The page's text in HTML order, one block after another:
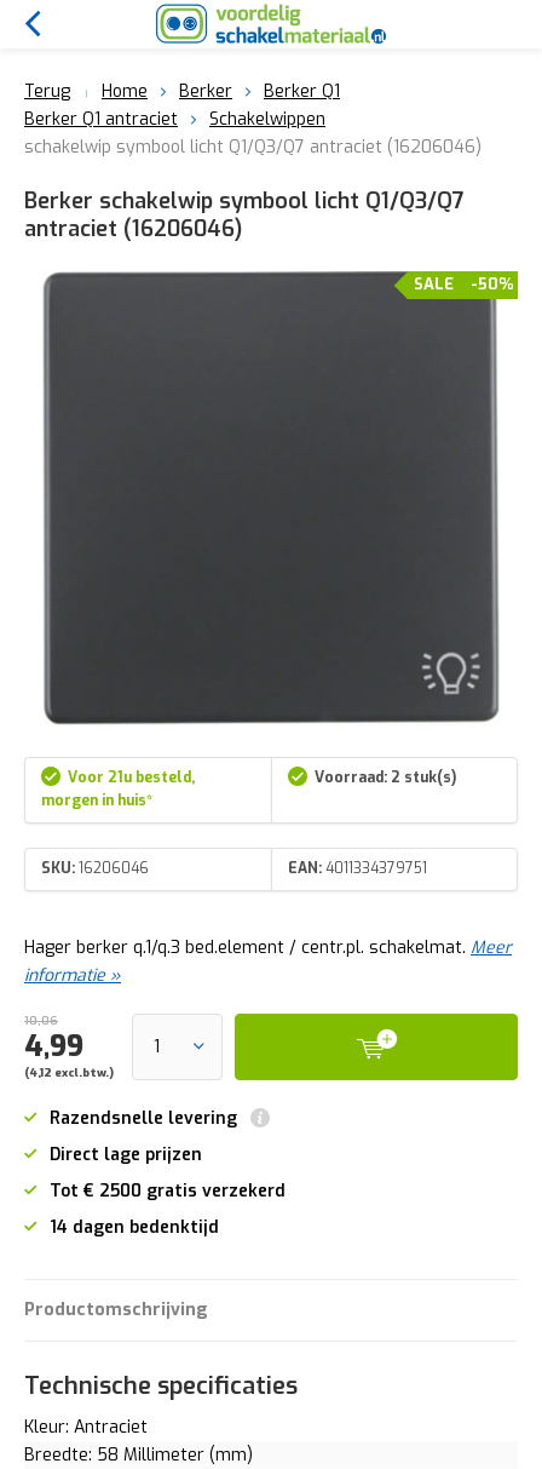
Terug Home Berker
Berker Q1
Berker Q1 antraciet
Schakelwippen
schakelwip symbool licht Q1/Q3/Q7 antraciet (16206046)
Berker schakelwip symbool licht Q1/Q3/Q7
antraciet (16206046)
-50%
SALE
Voor 21u besteld,
morgen in huis*
Voorraad: 2 stuk(s)
SKU:16206046 EAN:4011334379751
Hager berker q.1/q.3 bed.element / centr.pl. schakelmat. Meer
informatie »
10,06
4,99
(4,12 excl.btw.)
Razendsnelle levering
Direct lage prijzen
Tot € 2500 gratis verzekerd
14 dagen bedenktijd
Productomschrijving
Technische specificaties
Kleur: Antraciet
Breedte: 58 Millimeter (mm)